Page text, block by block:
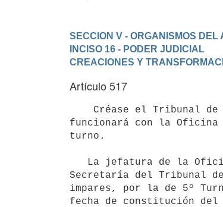
SECCION V - ORGANISMOS
INCISO 16 - PODER JUDICIAL
CREACIONES Y
Artículo 517
funcionará con la
turno.
Secretaría del Tribunal
impares, por la de 5º
fecha de constitución